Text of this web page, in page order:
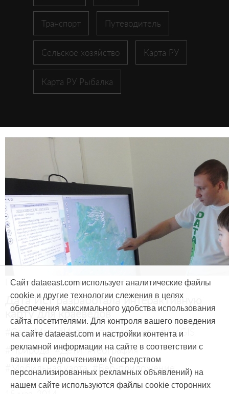
Транспорт Путеводитель
Сельское хозяйство Карта РУ
Карта РУ Рыбалка
Продукты и услуги
Дата Ист разработала интерактивную
карту для краеведов
#CarryMap #Интерактивная карта #ArcGIS
#Природа #Дети #География
#Мобильная карта #Веб-приложение
Сайт dataeast.com использует аналитические файлы
cookie и другие технологии слежения в целях
обеспечения максимального удобства использования
сайта посетителями. Для контроля вашего поведения
на сайте dataeast.com и настройки контента и
рекламной информации на сайте в соответствии с
вашими предпочтениями (посредством
персонализированных рекламных объявлений) на
нашем сайте используются файлы cookie сторонних